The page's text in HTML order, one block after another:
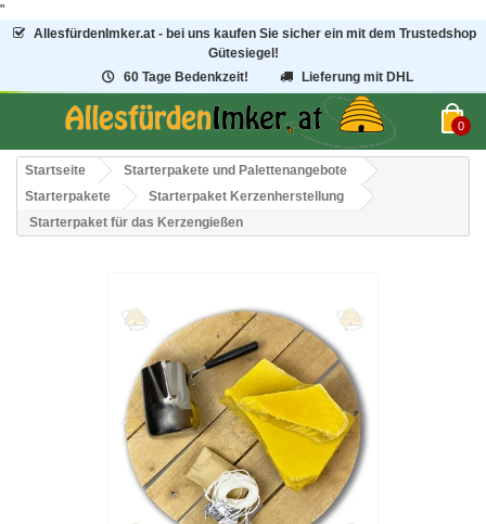
"
AllesfürdenImker.at - bei uns kaufen Sie sicher ein mit dem Trustedshop
Gütesiegel!
60 Tage Bedenkzeit!
Lieferung mit DHL
0
Startseite
Starterpakete und Palettenangebote
Starterpakete
Starterpaket Kerzenherstellung
Starterpaket für das Kerzengießen